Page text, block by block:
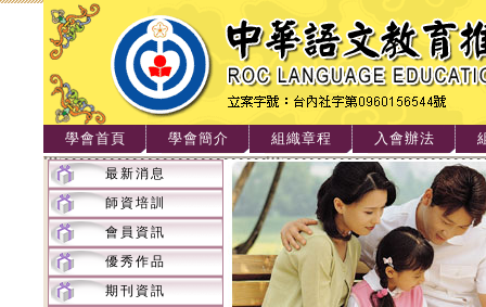
學會首頁 學會簡介 組織章程 入會辦法
最新消息
師資培訓
會員資訊
優秀作品
期刊資訊